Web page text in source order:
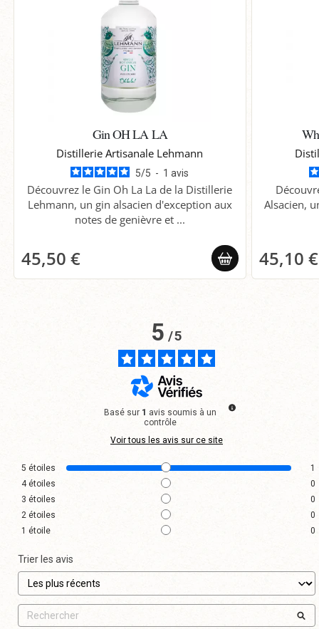
Gin OH LA LA
Distillerie Artisanale Lehmann
5/5 - 1avis
Découvrez le Gin Oh La La de la Distillerie
Lehmann, un gin alsacien d'exception aux
notes de genièvre et ...
45,50 €
Alsacien,
45,10 €
5/5
Basé sur 1 avis soumis à un
contrôle
Voir tous les avis sur ce site
5 étoiles
1
4étoiles
0
3 étoiles
0
2 étoiles
0
1 étoile 0
Trier les avis